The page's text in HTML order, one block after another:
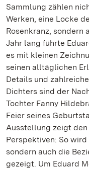
Sammlung zählen
Werken, eine Locke
Rosenkranz, sondern
Jahr lang führte
es mit kleinen
seinen alltäglichen
Details und
Dichters sind der
Tochter Fanny
Feier seines
Ausstellung zeigt
Perspektiven: So
sondern auch die
gezeigt. Um Eduard